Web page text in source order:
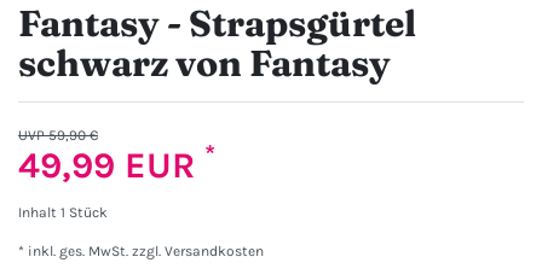
Fantasy - Strapsgürtel
schwarz von Fantasy
UVP 59,90 €
49,99 EUR *
Inhalt 1 Stück
* inkl. ges. MwSt. zzgl. Versandkosten